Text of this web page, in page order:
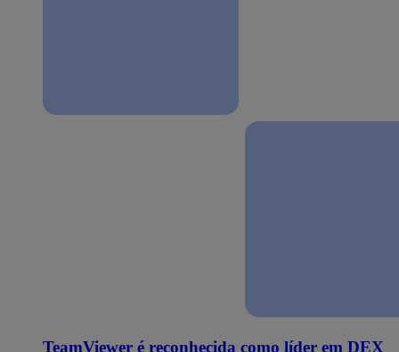
TeamViewer é reconhecida como líder em DEX